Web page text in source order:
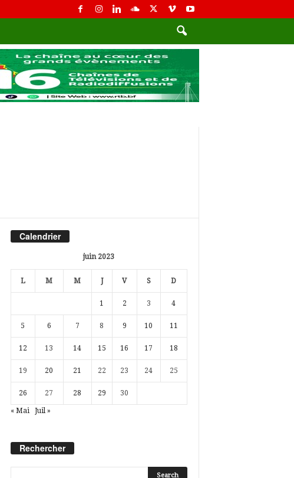
Calendrier
juin 2023
L M M J V S D
1 2 3 4
5 6 7 8 9 10 11
12 13 14 15 16 17 18
19 20 21 22 23 24 25
26 27 28 29 30
« Mai Juil »
Rechercher